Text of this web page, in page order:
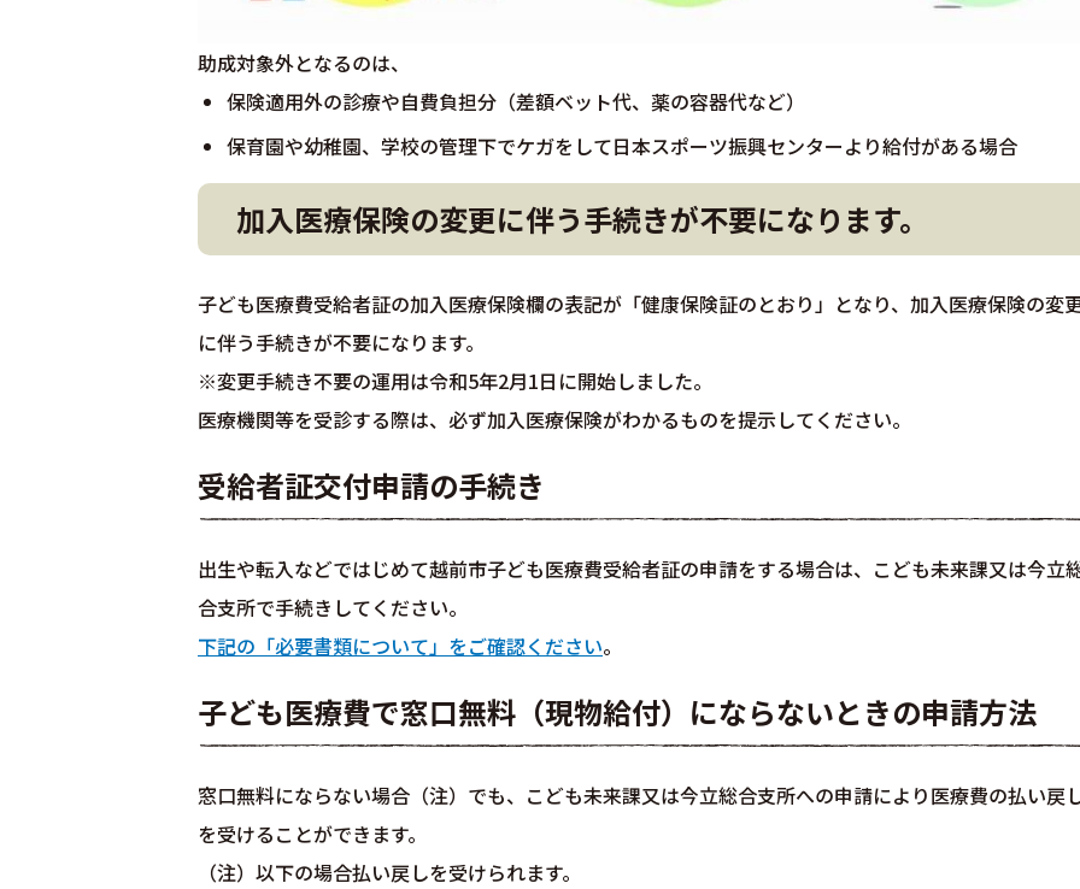
助成対象外となるのは、
保険適用外の診療や自費負担分（差額ベット代、薬の容器代など）
保育園や幼稚園、学校の管理下でケガをして日本スポーツ振興センターより給付がある場合
加入医療保険の変更に伴う手続きが不要になります。
子ども医療費受給者証の加入医療保険欄の表記が「健康保険証のとおり」となり、加入医療保険の変
に伴う手続きが不要になります。
※変更手続き不要の運用は令和5年2月1日に開始しました。
医療機関等を受診する際は、必ず加入医療保険がわかるものを提示してください。
受給者証交付申請の手続き
出生や転入などではじめて越前市子ども医療費受給者証の申請をする場合は、こども未来課又は今立
合支所で手続きしてください。
下記の「必要書類について」をご確認ください。
子ども医療費で窓口無料（現物給付）にならないときの申請方法
窓口無料にならない場合（注）でも、こども未来課又は今立総合支所への申請により医療費の払い戻
を受けることができます。
（注）以下の場合払い戻しを受けられます。